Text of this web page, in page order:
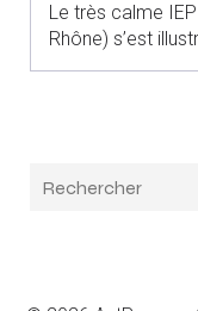
Le très calme
Rhône) s’est